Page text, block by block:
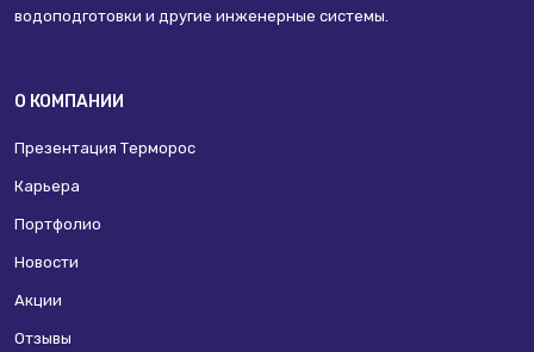
водоподготовки и другие инженерные системы.
О КОМПАНИИ
Презентация Терморос
Карьера
Портфолио
Новости
Акции
Отзывы